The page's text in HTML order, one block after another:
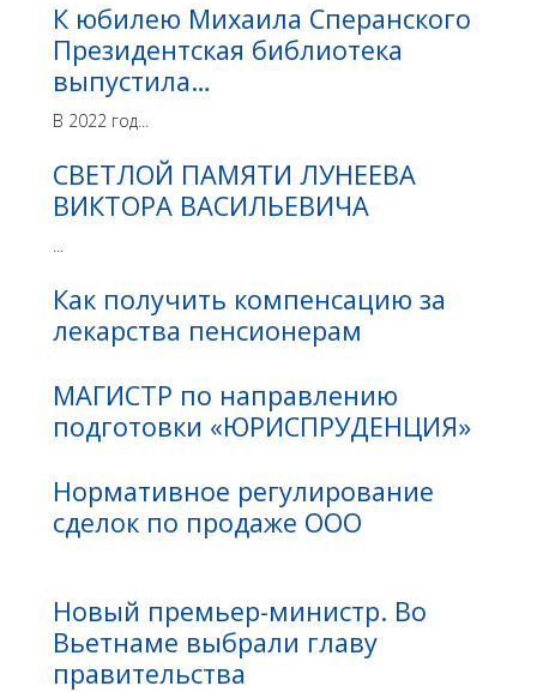
К юбилею Михаила Сперанского
Президентская библиотека
выпустила…
В 2022 год...
СВЕТЛОЙ ПАМЯТИ ЛУНЕЕВА
ВИКТОРА ВАСИЛЬЕВИЧА
...
Как получить компенсацию за
лекарства пенсионерам
МАГИСТР по направлению
подготовки «ЮРИСПРУДЕНЦИЯ»
Нормативное регулирование
сделок по продаже ООО
Новый премьер-министр. Во
Вьетнаме выбрали главу
правительства